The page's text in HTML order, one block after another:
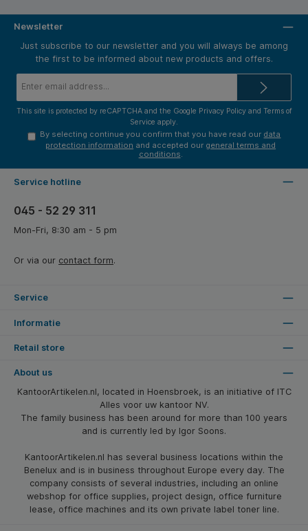
Newsletter
Just subscribe to our newsletter and you will always be among
the first to be informed about new products and offers.
This site is protected by reCAPTCHA and the Google Privacy Policyand Terms of
Service apply.
By selecting continue you confirm that you have read our data
protection information and accepted our general terms and
conditions.
Service hotline
045 - 52 29 311
Mon-Fri, 8:30 am - 5 pm
Or via our contact form.
Service
Informatie
Retail store
About us
KantoorArtikelen.nl, located in Hoensbroek, is an initiative of ITC
Alles voor uw kantoor NV.
The family business has been around for more than 100 years
and is currently led by Igor Soons.
KantoorArtikelen.nl has several business locations within the
Benelux and is in business throughout Europe every day. The
company consists of several industries, including an online
webshop for office supplies, project design, office furniture
lease, office machines and its own private label toner line.